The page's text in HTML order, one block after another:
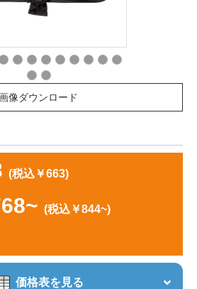
像ダウンロード
(税込￥663)
(税込￥844~)
価格表を見る